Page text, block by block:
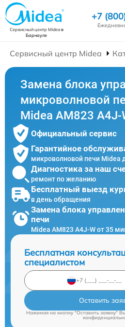
Сервисный центр Mideaв
Барнауле
+7
Сервисный центр Midea
Замена блока
микроволновой
Midea AM823 A4J-
Официальный сервис
Гарантийное
микроволновой печи Midea
Диагностика за наш
ремонт по желанию
Бесплатный выезд
в день обращения
Замена блока
печи
Midea AM823 A4J-W от 35
Бесплатная
специалистом
Оставить
Нажимая на кнопку "Оставить заявку"